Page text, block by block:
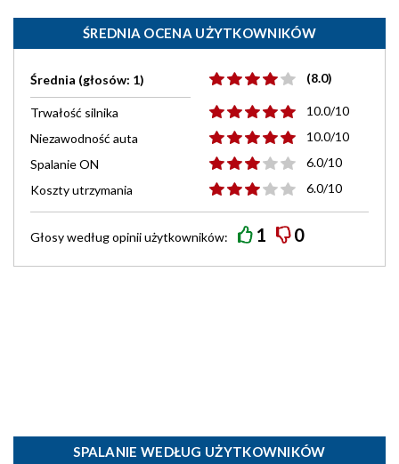
ŚREDNIA OCENA UŻYTKOWNIKÓW
Średnia (głosów: 1) (8.0)
Trwałość silnika
10.0/10
Niezawodność auta
10.0/10
Spalanie ON
6.0/10
Koszty utrzymania
6.0/10
Głosy wedługopiniiużytkowników: 1 0
SPALANIE WEDŁUG UŻYTKOWNIKÓW